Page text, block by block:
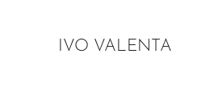
IVO VALENTA